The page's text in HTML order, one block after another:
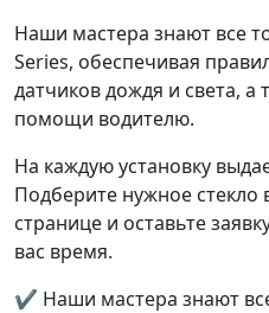
Наши мастера знают все
Series, обеспечивая
датчиков дождя и света, а
помощи водителю.
На каждую установку
Подберите нужное стекло
странице и оставьте
вас время.
✔ Наши мастера знают